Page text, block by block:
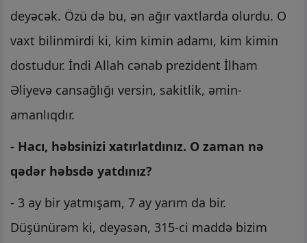
deyəcək. Özü də bu, ən ağır vaxtlarda olurdu. O
vaxt bilinmirdi ki, kim kimin adamı, kim kimin
dostudur. İndi Allah cənab prezident İlham
Əliyevə cansağlığı versin, sakitlik, əmin-
amanlıqdır.
- Hacı, həbsinizi xatırlatdınız. O zaman nə
qədər həbsdə yatdınız?
- 3 ay bir yatmışam, 7 ay yarım da bir.
Düşünürəm ki, deyəsən, 315-ci maddə bizim